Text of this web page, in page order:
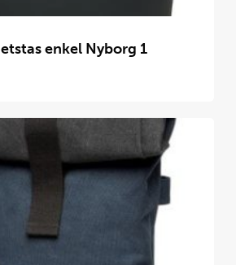
enkel Nyborg 1